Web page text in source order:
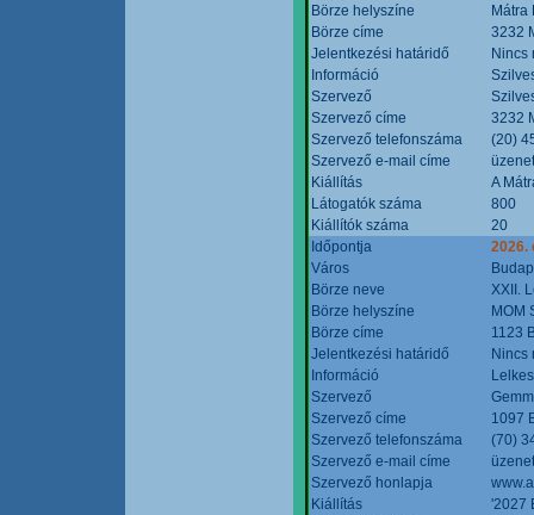
Börze helyszíne
Mátra
Börze címe
3232
Jelentkezési határidő
Nincs
Információ
Szervező
Szervező címe
3232
Szervező telefonszáma
(20)
Szervező e-mail címe
Kiállítás
A
Látogatók száma
800
Kiállítók száma
20
Időpontja
2026.
Város
Börze neve
XXII.
Börze helyszíne
MOM
Börze címe
1123
Jelentkezési határidő
Nincs
Információ
Szervező
Szervező címe
1097
Szervező telefonszáma
(70)
Szervező e-mail címe
Szervező honlapja
Kiállítás
'2027